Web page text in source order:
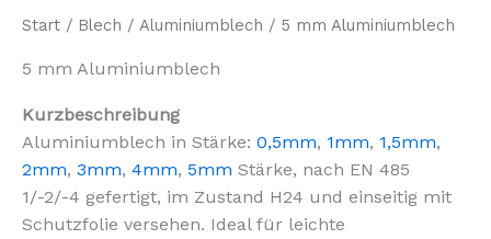
Start / Blech / Aluminiumblech / 5 mm Aluminiumblech
5 mm Aluminiumblech
Kurzbeschreibung
Aluminiumblech in Stärke: 0,5mm, 1mm, 1,5mm,
2mm, 3mm, 4mm, 5mm Stärke, nach EN 485
1/-2/-4 gefertigt, im Zustand H24 und einseitig mit
Schutzfolie versehen. Ideal für leichte